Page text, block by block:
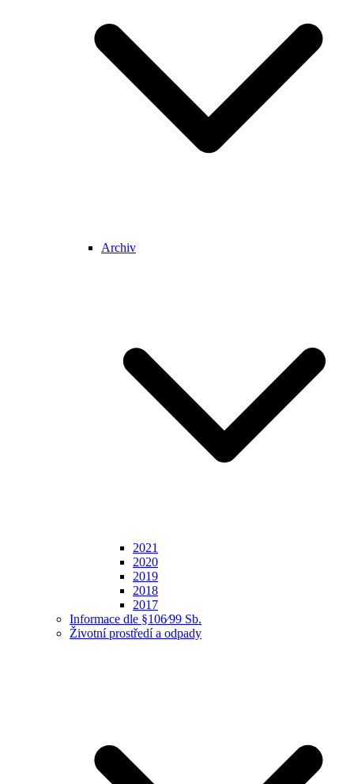
Archiv
2021
2020
2019
2018
2017
Informace dle §106⁄99 Sb.
Životní prostředí a odpady